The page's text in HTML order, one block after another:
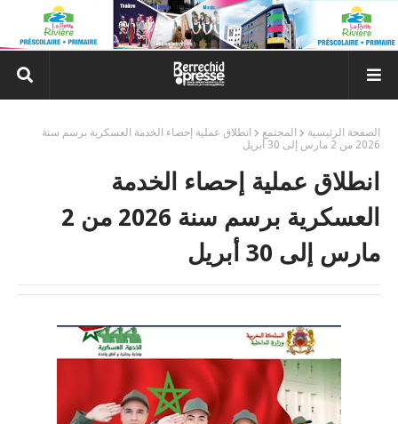
الصفحة الرئيسية المجتمع
انطلاق عملية إحصاء الخدمة العسكرية برسم سنة
2026 من 2 مارس إلى 30 أبريل
انطلاق عملية إحصاء الخدمة
العسكرية برسم سنة 2026 من 2
مارس إلى 30 أبريل